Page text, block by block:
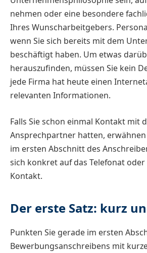
nehmen oder eine besondere
Ihres Wunscharbeitgebers.
wenn Sie sich bereits mit dem
beschäftigt haben. Um etwas
herauszufinden, müssen Sie kein
jede Firma hat heute einen
relevanten Informationen.
Falls Sie schon einmal Kontakt mit
Ansprechpartner hatten,
im ersten Abschnitt des
sich konkret auf das Telefonat
Kontakt.
Der erste Satz: kurz
Punkten Sie gerade im ersten
Bewerbungsanschreibens mit